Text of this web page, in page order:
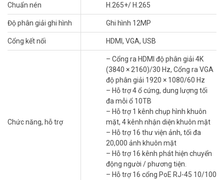
Chuẩn nén H.265+/ H.265
Độ phân giải ghi hình Ghi hình 12MP
Cổng kết nối HDMI, VGA, USB
Chức năng, hỗ trợ
– Cổng ra HDMI độ phân giải 4K
(3840 × 2160)/30 Hz, Cổng ra VGA
độ phân giải 1920 × 1080/60 Hz
– Hỗ trợ 4 ổ cứng, dung lượng tối
đa mỗi ổ 10TB
– Hỗ trợ 1 kênh chụp hình khuôn
mặt, 4 kênh nhận diện khuôn mặt
– Hỗ trợ 16 thư viện ảnh, tối đa
20,000 ảnh khuôn mặt
– Hỗ trợ 16 kênh phát hiện chuyển
động người / phương tiện.
– Hỗ trợ 16 cổng PoE RJ-45 10/100